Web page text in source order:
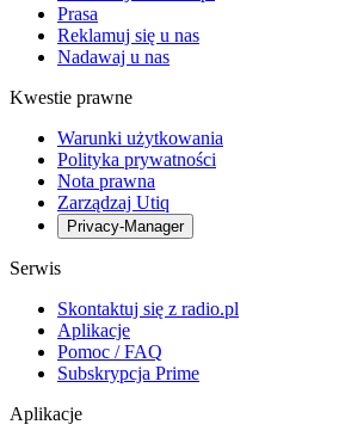
Prasa
Reklamuj się u nas
Nadawaj u nas
Kwestie prawne
Warunki użytkowania
Polityka prywatności
Nota prawna
Zarządzaj Utiq
Privacy-Manager
Serwis
Skontaktuj się z radio.pl
Aplikacje
Pomoc / FAQ
Subskrypcja Prime
Aplikacje